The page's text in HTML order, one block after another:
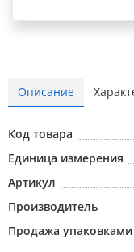
Описание
Код товара
Единица измерения
Артикул
Производитель
Продажа упаковками